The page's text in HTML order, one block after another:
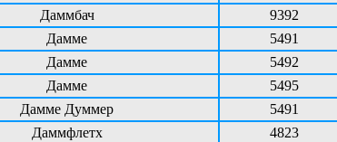
Даммбач
9392
Дамме
5491
Дамме
5492
Дамме
5495
Дамме Думмер
5491
Даммфлетх
4823